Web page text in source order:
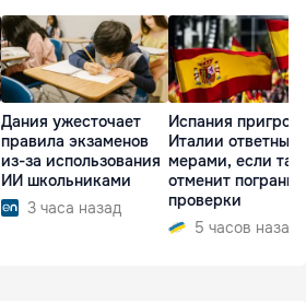
Дания ужесточает
правила экзаменов
из-за использования
ИИ школьниками
3 часа назад
Испания
Италии
мерами, если та
отменит
проверки
5 часов назад